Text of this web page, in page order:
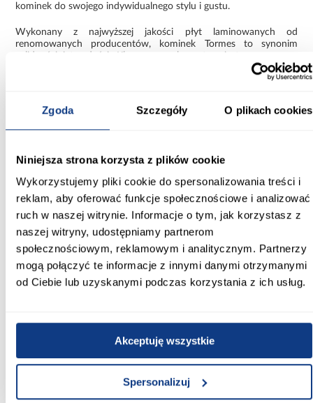
Zgoda Szczegóły O plikach cookies
Niniejsza strona korzysta z plików cookie
Wykorzystujemy pliki cookie do spersonalizowania treści i
reklam, aby oferować funkcje społecznościowe i analizować
ruch w naszej witrynie. Informacje o tym, jak korzystasz z
naszej witryny, udostępniamy partnerom
społecznościowym, reklamowym i analitycznym. Partnerzy
mogą połączyć te informacje z innymi danymi otrzymanymi
od Ciebie lub uzyskanymi podczas korzystania z ich usług.
Akceptuję wszystkie
Spersonalizuj
kominek do swojego indywidualnego stylu i gustu.
Wykonany z najwyższej jakości płyt laminowanych od
renomowanych producentów, kominek Tormes to synonim
solidności i trwałości. Kluczowym elementem jest nowoczesny
wkład Dimplex XHD Optiflame, który za pomocą technologii
LED wiernie oddaje realistyczny efekt płomieni. Możliwość
Kominek Tormes to jednak nie tylko estetyka, ale także
elektroniczny termostat umożliwia precyzyjną regulację
temperatury w zakresie od 17°C do 26°C. Dzięki wyłącznikowi
czasowemu i pilotowi zdalnego sterowania obsługa kominka jest
wyjątkowo wygodna. Blask ognia i ciepło w Twoim salonie są
teraz na wyciągnięcie ręki!
Informacje Transport Informacje o
Wysokość [mm]:
335